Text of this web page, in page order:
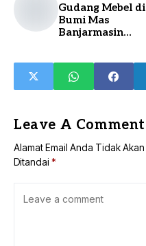
Gudang Mebel di
Bumi Mas
Banjarmasin
Leave A Comment
Alamat Email Anda Tidak
Ditandai *